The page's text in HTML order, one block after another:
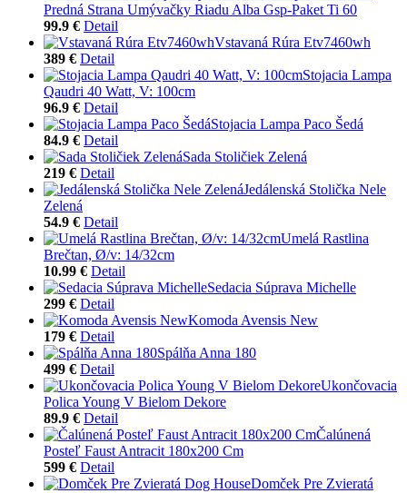
Predná Strana Umývačky Riadu Alba Gsp-Paket Ti 60
99.9 € Detail
Vstavaná Rúra Etv7460wh
389 € Detail
Stojacia Lampa
Qaudri 40 Watt, V: 100cm
96.9 € Detail
Stojacia Lampa Paco Šedá
84.9 € Detail
Sada Stoličiek Zelená
219 € Detail
Jedálenská Stolička Nele
Zelená
54.9 € Detail
Umelá Rastlina
Brečtan, Ø/v: 14/32cm
10.99 € Detail
Sedacia Súprava Michelle
299 € Detail
Komoda Avensis New
179 € Detail
Spálňa Anna 180
499 € Detail
Ukončovacia
Polica Young V Bielom Dekore
89.9 € Detail
Čalúnená
Posteľ Faust Antracit 180x200 Cm
599 € Detail
Domček Pre Zvieratá